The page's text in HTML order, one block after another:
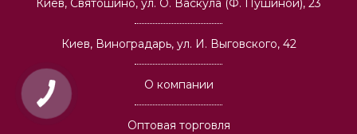
Киев, Святошино, ул. О. Васкула (Ф. Пушиной), 23
Киев, Виноградарь, ул. И. Выговского, 42
О компании
Оптовая торговля